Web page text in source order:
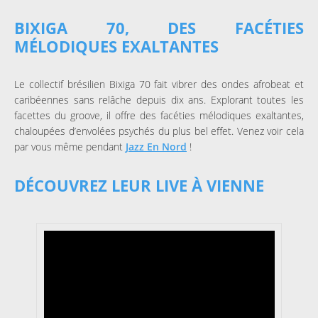
BIXIGA 70, DES FACÉTIES
MÉLODIQUES EXALTANTES
Le collectif brésilien Bixiga 70 fait vibrer des ondes afrobeat et
caribéennes sans relâche depuis dix ans. Explorant toutes les
facettes du groove, il offre des facéties mélodiques exaltantes,
chaloupées d’envolées psychés du plus bel effet. Venez voir cela
par vous même pendant Jazz En Nord !
DÉCOUVREZ LEUR LIVE À VIENNE